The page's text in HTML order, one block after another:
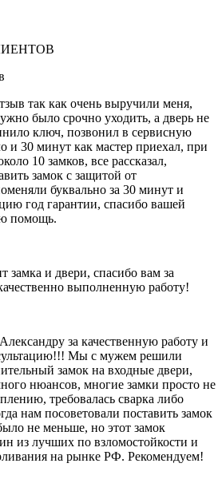
так как очень выручили меня,
было срочно уходить, а дверь не
ключ, позвонил в сервисную
и 30 минут как мастер приехал, при
10 замков, все рассказал,
замок с защитой от
буквально за 30 минут и
год гарантии, спасибо вашей
помощь.
замка и двери, спасибо вам за
выполненную работу!
за качественную работу и
Мы с мужем решили
замок на входные двери,
нюансов, многие замки просто не
требовалась сварка либо
нам посоветовали поставить замок
не меньше, но этот замок
из лучших по взломостойкости и
на рынке РФ. Рекомендуем!